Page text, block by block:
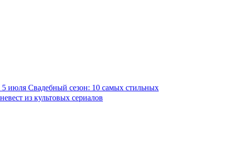
5 июля Свадебный сезон: 10 самых стильных
невест из культовых сериалов